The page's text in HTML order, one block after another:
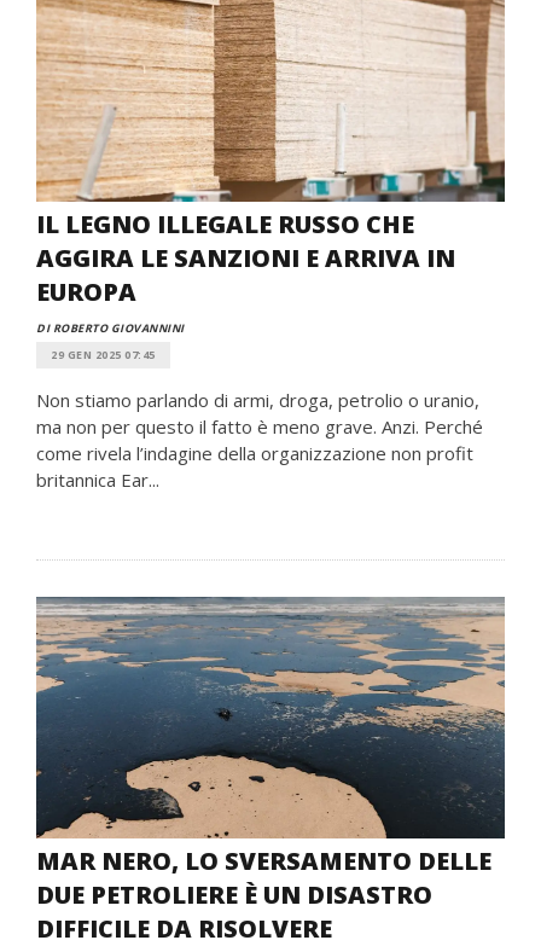
IL LEGNO ILLEGALE RUSSO CHE
AGGIRA LE SANZIONI E ARRIVA IN
EUROPA
DI ROBERTO GIOVANNINI
29 GEN 2025 07:45
Non stiamo parlando di armi, droga, petrolio o uranio,
ma non per questo il fatto è meno grave. Anzi. Perché
come rivela l’indagine della organizzazione non profit
britannica Ear...
MAR NERO, LO SVERSAMENTO DELLE
DUE PETROLIERE È UN DISASTRO
DIFFICILE DA RISOLVERE